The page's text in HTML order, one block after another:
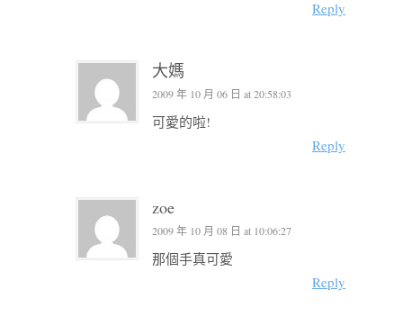
Reply
大媽
2009 年 10 月 06 日 at 20:58:03
可愛的啦!
Reply
zoe
2009 年 10 月 08 日 at 10:06:27
那個手真可愛
Reply